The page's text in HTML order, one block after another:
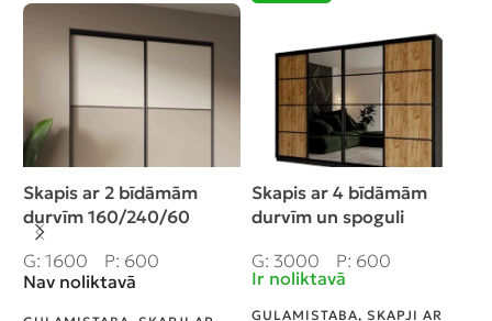
Skapis ar 2 bīdāmām
durvīm 160/240/60
cm,+2 atvilktnes,
prof.Bavaria
G: 1600
P: 600
Nav noliktavā
Skapis ar 4 bīdāmām
durvīm un spoguli
atvilktnes
G: 3000
P: 600
Ir noliktavā
GUĻAMISTABA, SKAPJI AR